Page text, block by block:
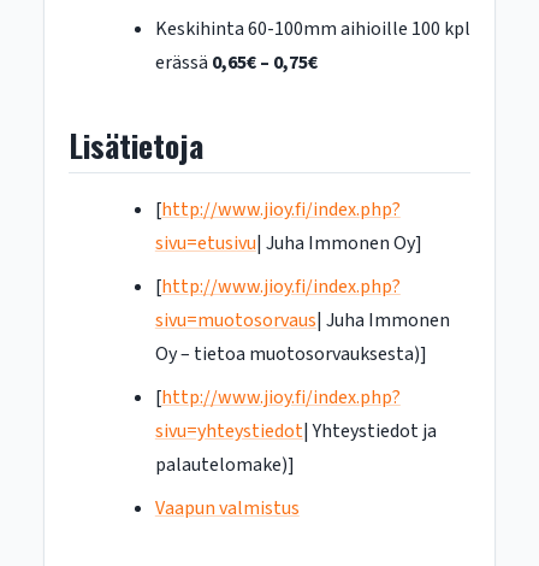
Keskihinta 60-100mm aihioille 100 kpl
erässä 0,65€ – 0,75€
Lisätietoja
[http://www.jioy.fi/index.php?
sivu=etusivu| Juha Immonen Oy]
[http://www.jioy.fi/index.php?
sivu=muotosorvaus| Juha Immonen
Oy – tietoa muotosorvauksesta)]
[http://www.jioy.fi/index.php?
sivu=yhteystiedot| Yhteystiedot ja
palautelomake)]
Vaapun valmistus